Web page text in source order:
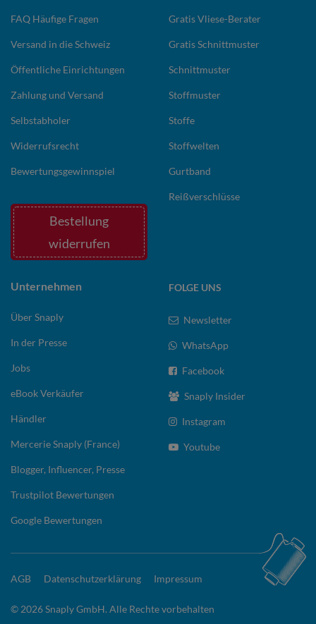
FAQ Häufige Fragen
Versand in die Schweiz
Öffentliche Einrichtungen
Zahlung und Versand
Selbstabholer
Widerrufsrecht
Bewertungsgewinnspiel
Bestellung
widerrufen
Gratis Vliese-Berater
Gratis Schnittmuster
Schnittmuster
Stoffmuster
Stoffe
Stoffwelten
Gurtband
Reißverschlüsse
Unternehmen
Über Snaply
In der Presse
Jobs
eBook Verkäufer
Händler
Mercerie Snaply (France)
Blogger, Influencer, Presse
Trustpilot Bewertungen
Google Bewertungen
FOLGE UNS
Newsletter
WhatsApp
Facebook
Snaply Insider
Instagram
Youtube
AGB Datenschutzerklärung Impressum
© 2026 Snaply GmbH. Alle Rechte vorbehalten